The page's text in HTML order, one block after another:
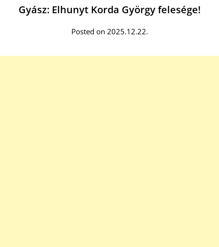
Gyász: Elhunyt Korda György felesége!
Posted on 2025.12.22.